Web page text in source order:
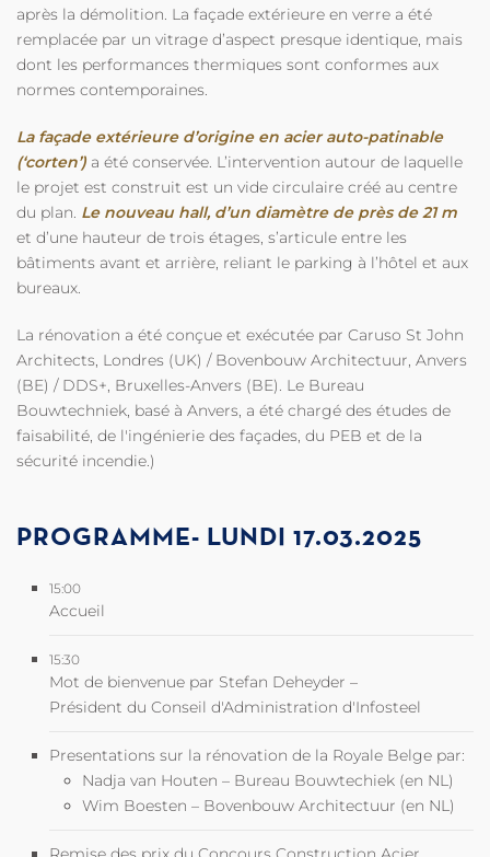
après la démolition. La façade extérieure en verre a été
remplacée par un vitrage d’aspect presque identique, mais
dont les performances thermiques sont conformes aux
normes contemporaines.
La façade extérieure d’origine en acier auto-patinable
(‘corten’) a été conservée. L’intervention autour de laquelle
le projet est construit est un vide circulaire créé au centre
du plan. Le nouveau hall, d’un diamètre de près de 21 m
et d’une hauteur de trois étages, s’articule entre les
bâtiments avant et arrière, reliant le parking à l’hôtel et aux
bureaux.
La rénovation a été conçue et exécutée par Caruso St John
Architects, Londres (UK) / Bovenbouw Architectuur, Anvers
(BE) / DDS+, Bruxelles-Anvers (BE). Le Bureau
Bouwtechniek, basé à Anvers, a été chargé des études de
faisabilité, de l'ingénierie des façades, du PEB et de la
sécurité incendie.)
PROGRAMME- LUNDI 17.03.2025
15:00
Accueil
15:30
Mot de bienvenue par Stefan Deheyder –
Président du Conseil d'Administration d'Infosteel
Presentations sur la rénovation de la Royale Belge par:
Nadja van Houten – Bureau Bouwtechiek (en NL)
Wim Boesten – Bovenbouw Architectuur (en NL)